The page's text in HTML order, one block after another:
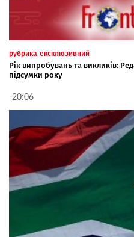
рубрика ексклюзивний
Рік випробувань та викликів:
підсумки року
20:06